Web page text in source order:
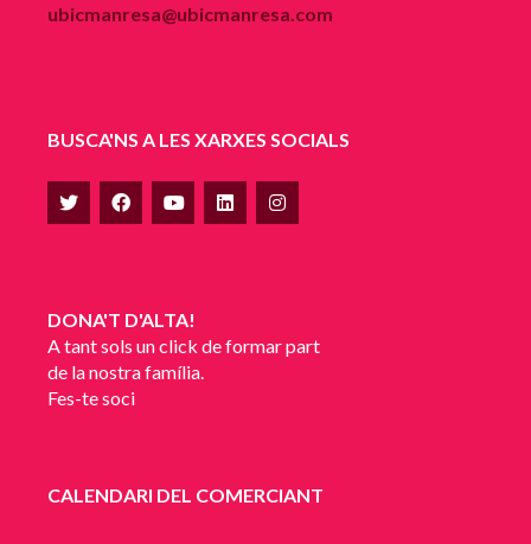
ubicmanresa@ubicmanresa.com
BUSCA'NS A LES XARXES SOCIALS
DONA'T D'ALTA!
A tant sols un click de formar part
de la nostra família.
Fes-te soci
CALENDARI DEL COMERCIANT